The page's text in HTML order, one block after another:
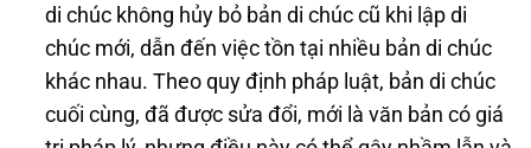
di chúc không hủy bỏ bản di chúc cũ khi lập di
chúc mới, dẫn đến việc tồn tại nhiều bản di chúc
khác nhau. Theo quy định pháp luật, bản di chúc
cuối cùng, đã được sửa đổi, mới là văn bản có giá